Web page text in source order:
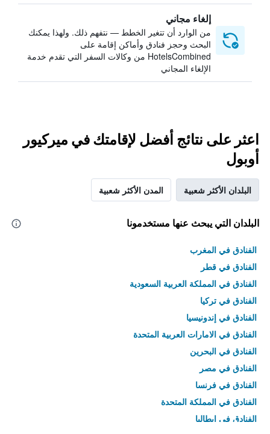
إلغاء مجاني
من الوارد أن تتغير الخطط — نتفهم ذلك. ولهذا يمكنك
البحث وحجز فنادق وأماكن إقامة على
HotelsCombined من وكالات السفر التي تقدم خدمة
الإلغاء المجاني
اعثر على نتائج أفضل لإقامتك في ميركيور
أوبول
البلدان الأكثر شعبية المدن الأكثر شعبية
البلدان التي يبحث عنها مستخدمونا
الفنادق في المغرب
الفنادق في قطر
الفنادق في المملكة العربية السعودية
الفنادق في تركيا
الفنادق في إندونيسيا
الفنادق في الامارات العربية المتحدة
الفنادق في البحرين
الفنادق في مصر
الفنادق في فرنسا
الفنادق في المملكة المتحدة
الفنادق في إيطاليا